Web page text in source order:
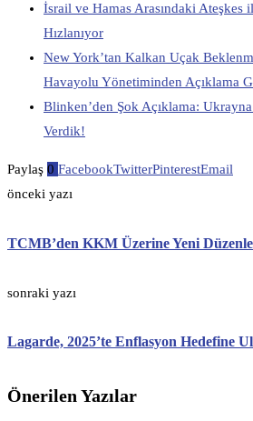
İsrail ve Hamas Arasındaki Ateşkes
Hızlanıyor
New York’tan Kalkan Uçak
Havayolu Yönetiminden Açıklama
Blinken’den Şok Açıklama:
Verdik!
Paylaş 0 FacebookTwitterPinterestEmail
önceki yazı
TCMB’den KKM Üzerine Yeni
sonraki yazı
Lagarde, 2025’te Enflasyon Hedefine
Önerilen Yazılar